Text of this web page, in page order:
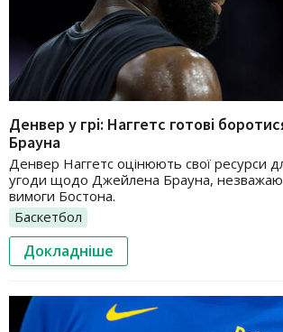
Денвер у грі: Наггетс готові
Брауна
Денвер Наггетс оцінюють свої ресурси
угоди щодо Джейлена Брауна,
вимоги Бостона.
Баскетбол
Докладніше